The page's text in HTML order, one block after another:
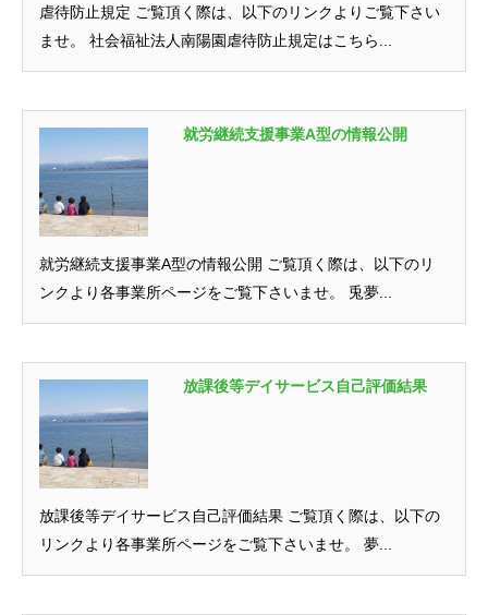
虐待防止規定 ご覧頂く際は、以下のリンクよりご覧下さい
ませ。 社会福祉法人南陽園虐待防止規定はこちら...
就労継続支援事業A型の情報公開
就労継続支援事業A型の情報公開 ご覧頂く際は、以下のリ
ンクより各事業所ページをご覧下さいませ。 兎夢...
放課後等デイサービス自己評価結果
放課後等デイサービス自己評価結果 ご覧頂く際は、以下の
リンクより各事業所ページをご覧下さいませ。 夢...